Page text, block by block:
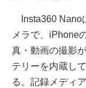
Insta360 Nano
メラで、iPhone
真・動画の撮影
テリーを内蔵し
る。記録メディ